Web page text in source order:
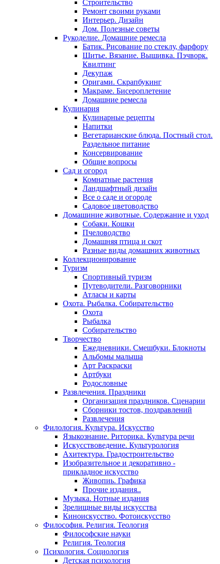
Строительство
Ремонт своими руками
Интерьер. Дизайн
Дом. Полезные советы
Рукоделие. Домашние ремесла
Батик. Рисование по стеклу, фарфору
Шитье. Вязание. Вышивка. Пэчворк.
Квилтинг
Декупаж
Оригами. Скрапбукинг
Макраме. Бисероплетение
Домашние ремесла
Кулинария
Кулинарные рецепты
Напитки
Вегетарианские блюда. Постный стол.
Раздельное питание
Консервирование
Общие вопросы
Сад и огород
Комнатные растения
Ландшафтный дизайн
Все о саде и огороде
Садовое цветоводство
Домашиние животные. Содержание и уход
Собаки. Кошки
Пчеловодство
Домашняя птица и скот
Разные виды домашних животных
Коллекционирование
Туризм
Спортивный туризм
Путеводители. Разговорники
Атласы и карты
Охота. Рыбалка. Собирательство
Охота
Рыбалка
Собирательство
Творчество
Ежедневники. Смешбуки. Блокноты
Альбомы малыша
Арт Раскраски
Артбуки
Родословные
Развлечения. Праздники
Организация праздников. Сценарии
Сборники тостов, поздравлений
Развлечения
Филология. Культура. Искусство
Языкознание. Риторика. Культура речи
Искусствоведение. Культурология
Ахитектура. Градостроительство
Изобразительное и декоративно -
прикладное искусство
Живопиь. Графика
Прочие издания..
Музыка. Нотные издания
Зрелищные виды искусства
Киноискусство. Фотоискусство
Философия. Религия. Теология
Философские науки
Религия. Теология
Психология. Социология
Детская психология